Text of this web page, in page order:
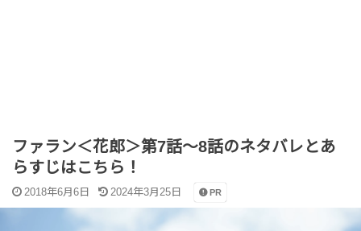
ファラン＜花郎＞第7話～8話のネタバレとあ
らすじはこちら！
2018年6月6日 2024年3月25日 PR